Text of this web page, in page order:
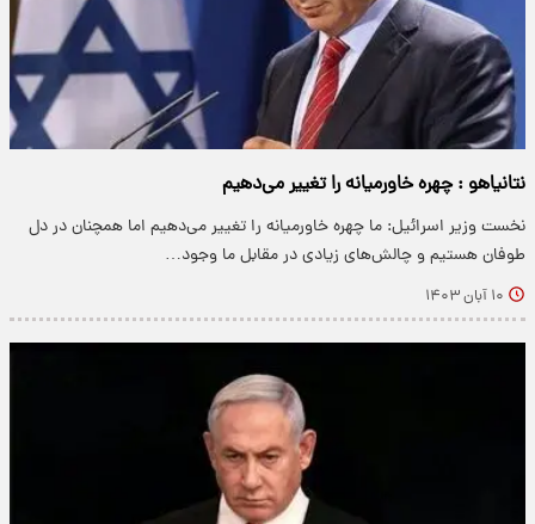
نتانیاهو : چهره خاورمیانه را تغییر می‌دهیم
نخست وزیر اسرائیل: ما چهره خاورمیانه را تغییر می‌دهیم اما همچنان در دل
طوفان هستیم و چالش‌های زیادی در مقابل ما وجود…
۱۰ آبان ۱۴۰۳